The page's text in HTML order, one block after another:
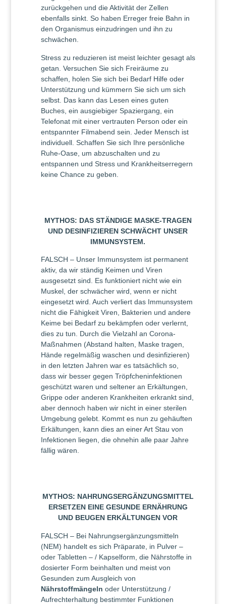
zurückgehen und die Aktivität der Zellen
ebenfalls sinkt. So haben Erreger freie Bahn in
den Organismus einzudringen und ihn zu
schwächen.
Stress zu reduzieren ist meist leichter gesagt als
getan. Versuchen Sie sich Freiräume zu
schaffen, holen Sie sich bei Bedarf Hilfe oder
Unterstützung und kümmern Sie sich um sich
selbst. Das kann das Lesen eines guten
Buches, ein ausgiebiger Spaziergang, ein
Telefonat mit einer vertrauten Person oder ein
entspannter Filmabend sein. Jeder Mensch ist
individuell. Schaffen Sie sich Ihre persönliche
Ruhe-Oase, um abzuschalten und zu
entspannen und Stress und Krankheitserregern
keine Chance zu geben.
MYTHOS: DAS STÄNDIGE MASKE-TRAGEN
UND DESINFIZIEREN SCHWÄCHT UNSER
IMMUNSYSTEM.
FALSCH – Unser Immunsystem ist permanent
aktiv, da wir ständig Keimen und Viren
ausgesetzt sind. Es funktioniert nicht wie ein
Muskel, der schwächer wird, wenn er nicht
eingesetzt wird. Auch verliert das Immunsystem
nicht die Fähigkeit Viren, Bakterien und andere
Keime bei Bedarf zu bekämpfen oder verlernt,
dies zu tun. Durch die Vielzahl an Corona-
Maßnahmen (Abstand halten, Maske tragen,
Hände regelmäßig waschen und desinfizieren)
in den letzten Jahren war es tatsächlich so,
dass wir besser gegen Tröpfcheninfektionen
geschützt waren und seltener an Erkältungen,
Grippe oder anderen Krankheiten erkrankt sind,
aber dennoch haben wir nicht in einer sterilen
Umgebung gelebt. Kommt es nun zu gehäuften
Erkältungen, kann dies an einer Art Stau von
Infektionen liegen, die ohnehin alle paar Jahre
fällig wären.
MYTHOS: NAHRUNGSERGÄNZUNGSMITTEL
ERSETZEN EINE GESUNDE ERNÄHRUNG
UND BEUGEN ERKÄLTUNGEN VOR
FALSCH – Bei Nahrungsergänzungsmitteln
(NEM) handelt es sich Präparate, in Pulver –
oder Tabletten – / Kapselform, die Nährstoffe in
dosierter Form beinhalten und meist von
Gesunden zum Ausgleich von
Nährstoffmängeln oder Unterstützung /
Aufrechterhaltung bestimmter Funktionen